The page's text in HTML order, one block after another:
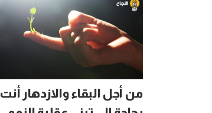
من أجل البقاء والازدهار أنت